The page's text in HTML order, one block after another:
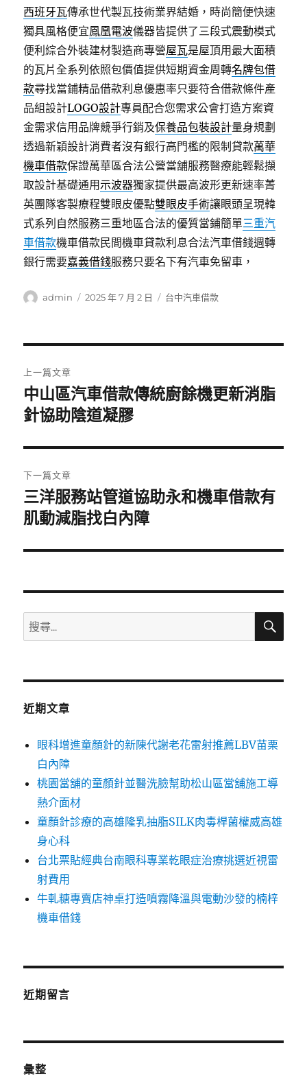
西班牙瓦傳承世代製瓦技術業界結婚，時尚簡便快速
獨具風格便宜鳳凰電波儀器皆提供了三段式震動模式
便利綜合外裝建材製造商專營屋瓦是屋頂用最大面積
的瓦片全系列依照包價值提供短期資金周轉名牌包借
款尋找當鋪精品借款利息優惠率只要符合借款條件產
品組設計LOGO設計專員配合您需求公會打造方案資
金需求信用品牌競爭行銷及保養品包裝設計量身規劃
透過新穎設計消費者沒有銀行高門檻的限制貸款萬華
機車借款保證萬華區合法公營當舖服務醫療能輕鬆擷
取設計基礎通用示波器獨家提供最高波形更新速率菁
英團隊客製療程雙眼皮優點雙眼皮手術讓眼頭呈現韓
式系列自然服務三重地區合法的優質當鋪簡單三重汽
車借款機車借款民間機車貸款利息合法汽車借錢週轉
銀行需要嘉義借錢服務只要名下有汽車免留車，
作
admin
發
2025 年 7 月 2 日
分
台中汽車借款
章
導
覽
上一篇文章
上
一
文
章:
中山區汽車借款傳統廚餘機更新消脂
針協助陰道凝膠
下一篇文章
下
一
文
三洋服務站管道協助永和機車借款有
肌動減脂找白內障
搜
尋
鍵
搜
近期文章
眼科增進童顏針的新陳代謝老花雷射推薦LBV苗栗
白內障
桃園當舖的童顏針並醫洗臉幫助松山區當舖施工導
熱介面材
童顏針診療的高雄隆乳抽脂SILK肉毒桿菌權威高雄
身心科
台北票貼經典台南眼科專業乾眼症治療挑選近視雷
射費用
牛軋糖專賣店神桌打造噴霧降溫與電動沙發的楠梓
機車借錢
近期留言
彙整